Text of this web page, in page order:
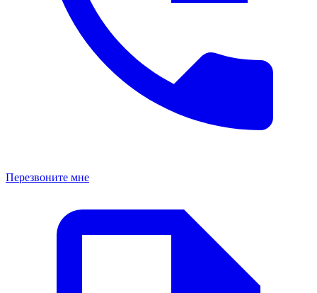
Перезвоните мне